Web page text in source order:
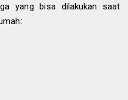
yang bisa dilakukan saat